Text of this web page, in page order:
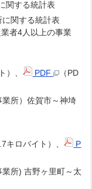
する統計表
関する統計表
者4人以上の事業
）、 PDF
（PD
所）佐賀市～神埼
キロバイト）、
P
所) 吉野ヶ里町～太